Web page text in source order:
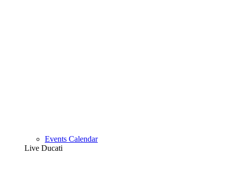
Events Calendar
Live Ducati